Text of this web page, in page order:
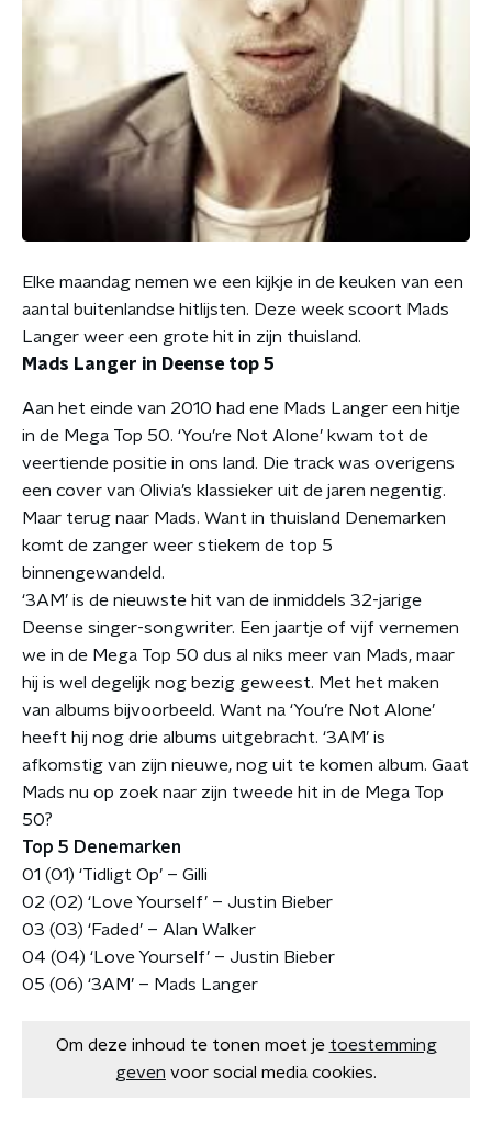
Elke maandag nemen we een kijkje in de keuken van een
aantal buitenlandse hitlijsten. Deze week scoort Mads
Langer weer een grote hit in zijn thuisland.
Mads Langer in Deense top 5
Aan het einde van 2010 had ene Mads Langer een hitje
in de Mega Top 50. ‘You’re Not Alone’ kwam tot de
veertiende positie in ons land. Die track was overigens
een cover van Olivia’s klassieker uit de jaren negentig.
Maar terug naar Mads. Want in thuisland Denemarken
komt de zanger weer stiekem de top 5
binnengewandeld.
‘3AM’ is de nieuwste hit van de inmiddels 32-jarige
Deense singer-songwriter. Een jaartje of vijf vernemen
we in de Mega Top 50 dus al niks meer van Mads, maar
hij is wel degelijk nog bezig geweest. Met het maken
van albums bijvoorbeeld. Want na ‘You’re Not Alone’
heeft hij nog drie albums uitgebracht. ‘3AM’ is
afkomstig van zijn nieuwe, nog uit te komen album. Gaat
Mads nu op zoek naar zijn tweede hit in de Mega Top
50?
Top 5 Denemarken
01 (01) ‘Tidligt Op’ – Gilli
02 (02) ‘Love Yourself’ – Justin Bieber
03 (03) ‘Faded’ – Alan Walker
04 (04) ‘Love Yourself’ – Justin Bieber
05 (06) ‘3AM’ – Mads Langer
Om deze inhoud te tonen moet je toestemming
geven voor social media cookies.